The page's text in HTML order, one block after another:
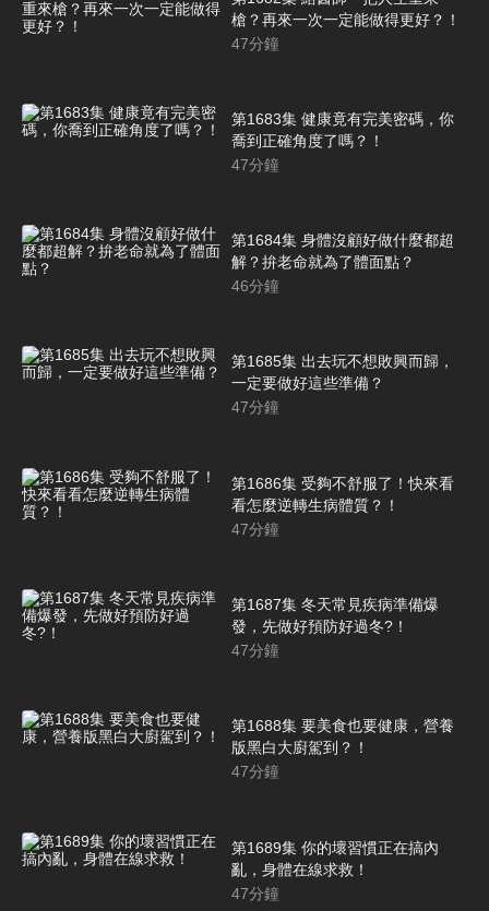
槍？再來一次一定能做得更好？！
47分鐘
第1683集 健康竟有完美密碼，你
喬到正確角度了嗎？！
47分鐘
第1684集 身體沒顧好做什麼都超
解？拚老命就為了體面點？
46分鐘
第1685集 出去玩不想敗興而歸，
一定要做好這些準備？
47分鐘
第1686集 受夠不舒服了！快來看
看怎麼逆轉生病體質？！
47分鐘
第1687集 冬天常見疾病準備爆
發，先做好預防好過冬?！
47分鐘
第1688集 要美食也要健康，營養
版黑白大廚駕到？！
47分鐘
第1689集 你的壞習慣正在搞內
亂，身體在線求救！
47分鐘